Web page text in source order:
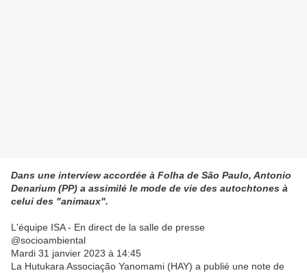
Dans une interview accordée à Folha de São Paulo, Antonio
Denarium (PP) a assimilé le mode de vie des autochtones à
celui des "animaux".
L'équipe ISA - En direct de la salle de presse
@socioambiental
Mardi 31 janvier 2023 à 14:45
La Hutukara Associação Yanomami (HAY) a publié une note de